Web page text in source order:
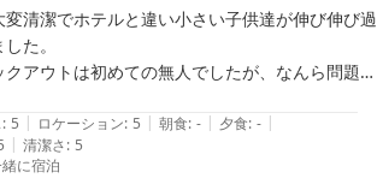
ただいたご意見を参考に、施設の情報につい
ご案内できるよう改善してまいります。
グで足元が冷たく感じられたとのこと、ご不
た。今後の設備改善の参考とさせていただき
清潔でホテルと違い小さい子供達が伸び伸び過
た。
アウトは初めての無人でしたが、なんら問題が
ペースも使いたいです。
: 5 | ロケーション: 5 | 朝食: - | 夕食: - |
| 清潔さ: 5
に宿泊